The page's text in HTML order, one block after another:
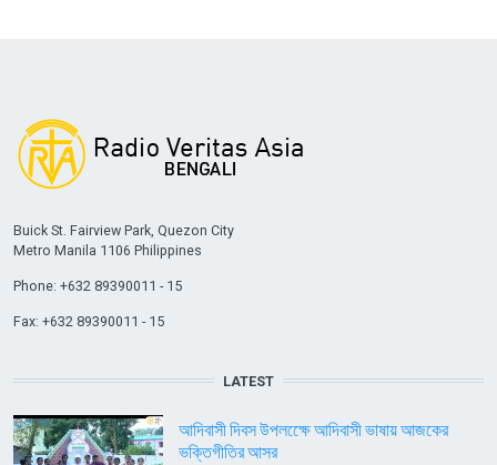
Buick St. Fairview Park, Quezon City
Metro Manila 1106 Philippines
Phone: +632 89390011 - 15
Fax: +632 89390011 - 15
LATEST
আদিবাসী দিবস উপলক্ষেে আদিবাসী ভাষায় আজকের
ভক্তিগীতির আসর